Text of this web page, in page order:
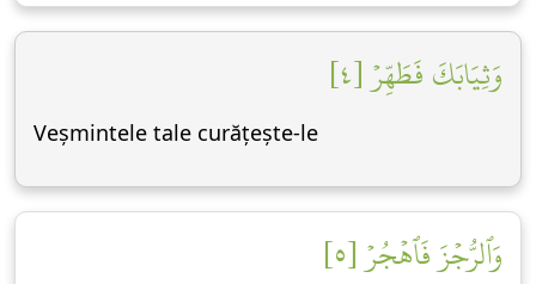
وَثِيَابَكَ فَطَهِّرۡ [٤]
Veșmintele tale curățește-le
وَٱلرُّجۡزَ فَٱهۡجُرۡ [٥]